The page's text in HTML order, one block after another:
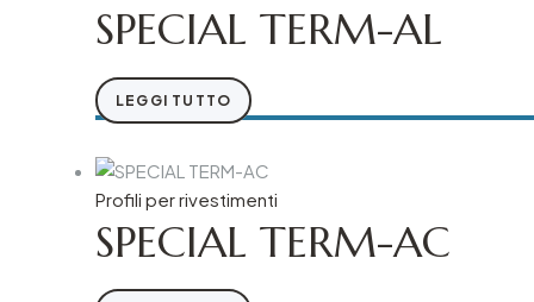
SPECIAL TERM-AL
LEGGI TUTTO
Profili per rivestimenti
SPECIAL TERM-AC